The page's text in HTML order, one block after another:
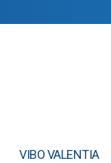
VIBO VALENTIA